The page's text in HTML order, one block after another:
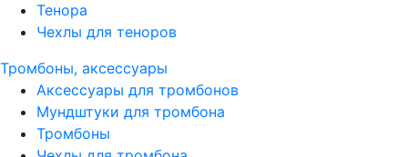
Тенора
Чехлы для теноров
Тромбоны, аксессуары
Аксессуары для тромбонов
Мундштуки для тромбона
Тромбоны